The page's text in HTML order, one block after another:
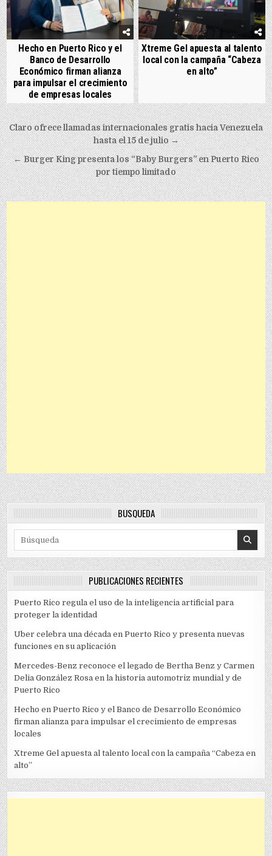
Hecho en Puerto Rico y el
Banco de Desarrollo
Económico firman alianza
para impulsar el crecimiento
de empresas locales
Xtreme Gel apuesta al talento
local con la campaña “Cabeza
en alto”
Post navigation
Claro ofrece llamadas internacionales gratis hacia Venezuela
hasta el 15 de julio →
← Burger King presenta los “Baby Burgers” en Puerto Rico
por tiempo limitado
BÚSQUEDA
Search for:
PUBLICACIONES RECIENTES
Puerto Rico regula el uso de la inteligencia artificial para
proteger la identidad
Uber celebra una década en Puerto Rico y presenta nuevas
funciones en su aplicación
Mercedes-Benz reconoce el legado de Bertha Benz y Carmen
Delia González Rosa en la historia automotriz mundial y de
Puerto Rico
Hecho en Puerto Rico y el Banco de Desarrollo Económico
firman alianza para impulsar el crecimiento de empresas
locales
Xtreme Gel apuesta al talento local con la campaña “Cabeza en
alto”